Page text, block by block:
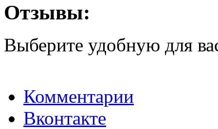
Отзывы:
Выберите удобную для
Комментарии
Вконтакте